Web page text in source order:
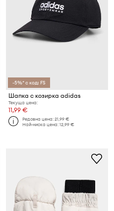
-5%* с код: FS
Шапка с козирка adidas
Текуща цена:
11,99 €
Редовна цена:21,99 €
Най-ниска цена:12,99 €